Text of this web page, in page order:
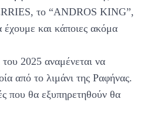
το “ANDROS KING”,
έχουμε και κάποιες ακόμα
2025 αναμένεται να
από το λιμάνι της Ραφήνας.
που θα εξυπηρετηθούν θα